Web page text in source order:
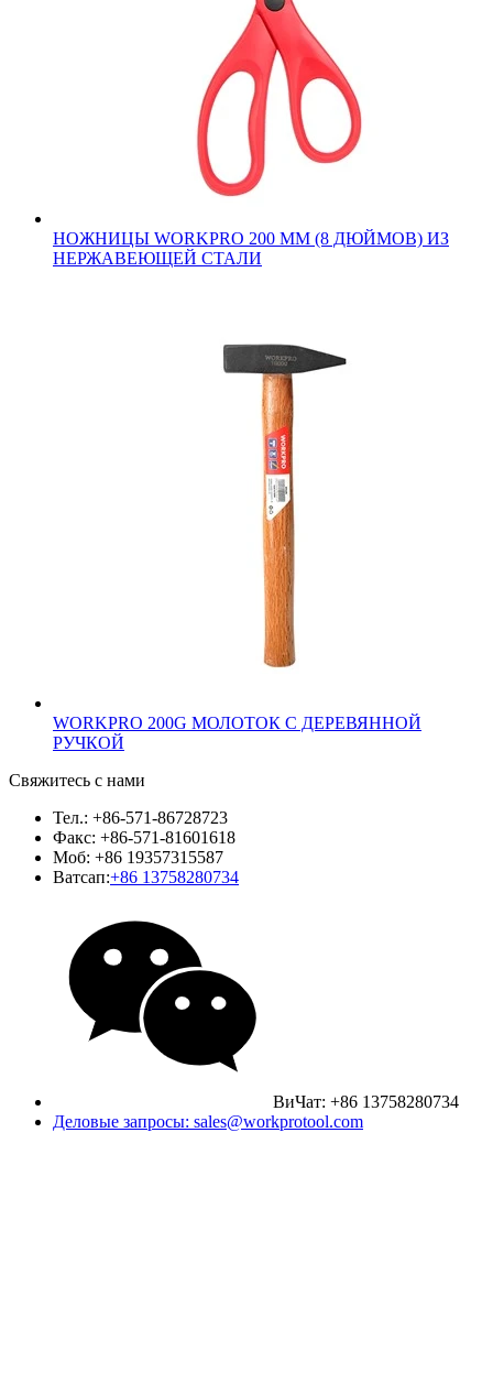
НОЖНИЦЫ WORKPRO 200 ММ (8 ДЮЙМОВ) ИЗ
НЕРЖАВЕЮЩЕЙ СТАЛИ
WORKPRO 200G МОЛОТОК С ДЕРЕВЯННОЙ
РУЧКОЙ
Свяжитесь с нами
Тел.: +86-571-86728723
Факс: +86-571-81601618
Моб: +86 19357315587
Ватсап:+86 13758280734
ВиЧат: +86 13758280734
Деловые запросы: sales@workprotool.com